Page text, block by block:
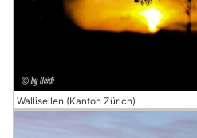
Wallisellen (Kanton Zürich)